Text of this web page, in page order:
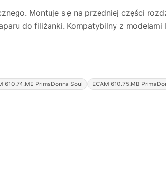
Montuje się na przedniej części
do filiżanki. Kompatybilny z modelami
610.74.MB PrimaDonna Soul ECAM 610.75.MB